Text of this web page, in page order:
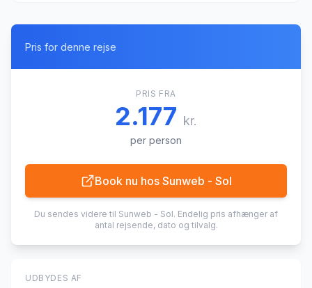
Pris for denne rejse
PRIS FRA
2.177 kr.
per person
Book nu hos Sunweb - Sol
Du sendes videre til Sunweb - Sol. Endelig pris afhænger af
antal rejsende, dato og tilvalg.
UDBYDES AF